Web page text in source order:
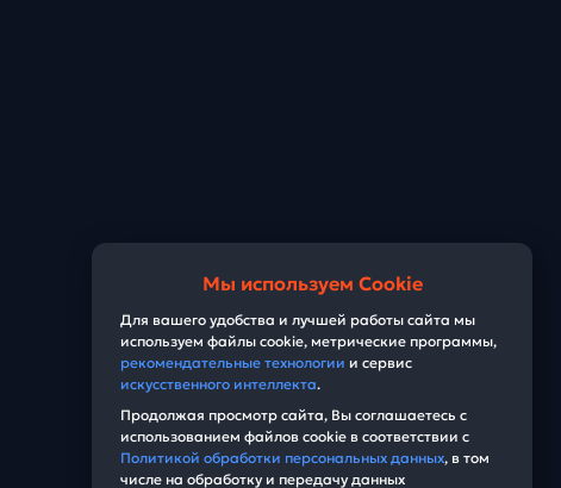
Мы используем Cookie
Для вашего удобства и лучшей работы сайта мы
используем файлы cookie, метрические программы,
рекомендательные технологии и сервис
искусственного интеллекта.
Продолжая просмотр сайта, Вы соглашаетесь с
использованием файлов cookie в соответствии с
Политикой обработки персональных данных, в том
числе на обработку и передачу данных